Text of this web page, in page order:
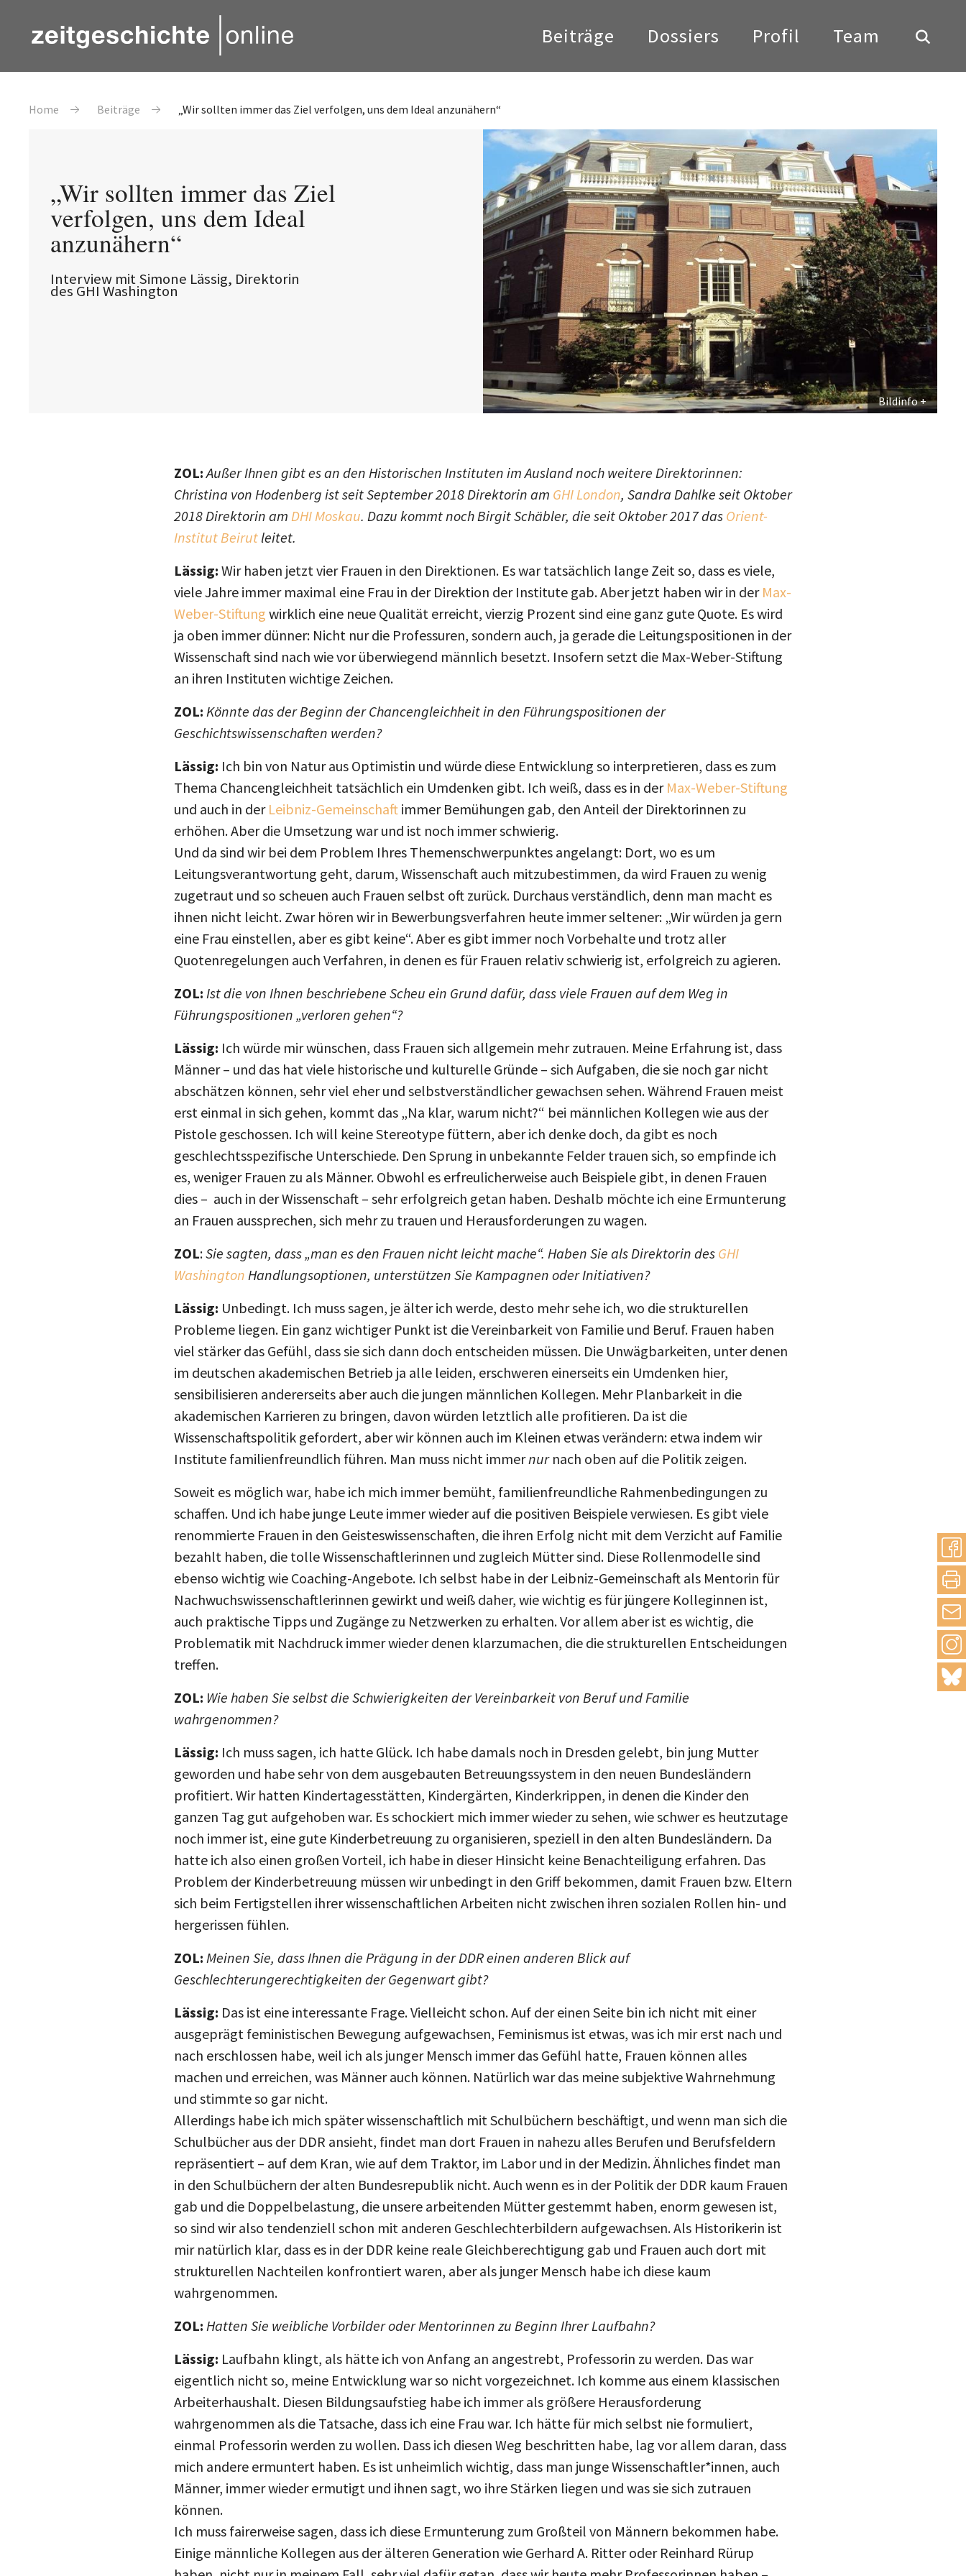
Beiträge Dossiers Profil Team
Pfadnavigation
Home Beiträge „Wir sollten immer das Ziel verfolgen, uns dem Ideal anzunähern“
„Wir sollten immer das Ziel
verfolgen, uns dem Ideal
anzunähern“
Interview mit Simone Lässig, Direktorin
des GHI Washington
Bildinfo
teilen
mail
ZOL: Außer Ihnen gibt es an den Historischen Instituten im Ausland noch weitere Direktorinnen:
Christina von Hodenberg ist seit September 2018 Direktorin am GHI London, Sandra Dahlke seit Oktober
2018 Direktorin am DHI Moskau. Dazu kommt noch Birgit Schäbler, die seit Oktober 2017 das Orient-
Institut Beirut leitet.
Lässig: Wir haben jetzt vier Frauen in den Direktionen. Es war tatsächlich lange Zeit so, dass es viele,
viele Jahre immer maximal eine Frau in der Direktion der Institute gab. Aber jetzt haben wir in der Max-
Weber-Stiftung wirklich eine neue Qualität erreicht, vierzig Prozent sind eine ganz gute Quote. Es wird
ja oben immer dünner: Nicht nur die Professuren, sondern auch, ja gerade die Leitungspositionen in der
Wissenschaft sind nach wie vor überwiegend männlich besetzt. Insofern setzt die Max-Weber-Stiftung
an ihren Instituten wichtige Zeichen.
ZOL: Könnte das der Beginn der Chancengleichheit in den Führungspositionen der
Geschichtswissenschaften werden?
Lässig: Ich bin von Natur aus Optimistin und würde diese Entwicklung so interpretieren, dass es zum
Thema Chancengleichheit tatsächlich ein Umdenken gibt. Ich weiß, dass es in der Max-Weber-Stiftung
und auch in der Leibniz-Gemeinschaft immer Bemühungen gab, den Anteil der Direktorinnen zu
erhöhen. Aber die Umsetzung war und ist noch immer schwierig.
Und da sind wir bei dem Problem Ihres Themenschwerpunktes angelangt: Dort, wo es um
Leitungsverantwortung geht, darum, Wissenschaft auch mitzubestimmen, da wird Frauen zu wenig
zugetraut und so scheuen auch Frauen selbst oft zurück. Durchaus verständlich, denn man macht es
ihnen nicht leicht. Zwar hören wir in Bewerbungsverfahren heute immer seltener: „Wir würden ja gern
eine Frau einstellen, aber es gibt keine“. Aber es gibt immer noch Vorbehalte und trotz aller
Quotenregelungen auch Verfahren, in denen es für Frauen relativ schwierig ist, erfolgreich zu agieren.
ZOL: Ist die von Ihnen beschriebene Scheu ein Grund dafür, dass viele Frauen auf dem Weg in
Führungspositionen „verloren gehen“?
Lässig: Ich würde mir wünschen, dass Frauen sich allgemein mehr zutrauen. Meine Erfahrung ist, dass
Männer – und das hat viele historische und kulturelle Gründe – sich Aufgaben, die sie noch gar nicht
abschätzen können, sehr viel eher und selbstverständlicher gewachsen sehen. Während Frauen meist
erst einmal in sich gehen, kommt das „Na klar, warum nicht?“ bei männlichen Kollegen wie aus der
Pistole geschossen. Ich will keine Stereotype füttern, aber ich denke doch, da gibt es noch
geschlechtsspezifische Unterschiede. Den Sprung in unbekannte Felder trauen sich, so empfinde ich
es, weniger Frauen zu als Männer. Obwohl es erfreulicherweise auch Beispiele gibt, in denen Frauen
dies – auch in der Wissenschaft – sehr erfolgreich getan haben. Deshalb möchte ich eine Ermunterung
an Frauen aussprechen, sich mehr zu trauen und Herausforderungen zu wagen.
ZOL:Sie sagten, dass „man es den Frauen nicht leicht mache“. Haben Sie als Direktorin des GHI
Washington Handlungsoptionen, unterstützen Sie Kampagnen oder Initiativen?
Lässig: Unbedingt. Ich muss sagen, je älter ich werde, desto mehr sehe ich, wo die strukturellen
Probleme liegen. Ein ganz wichtiger Punkt ist die Vereinbarkeit von Familie und Beruf. Frauen haben
viel stärker das Gefühl, dass sie sich dann doch entscheiden müssen. Die Unwägbarkeiten, unter denen
im deutschen akademischen Betrieb ja alle leiden, erschweren einerseits ein Umdenken hier,
sensibilisieren andererseits aber auch die jungen männlichen Kollegen. Mehr Planbarkeit in die
akademischen Karrieren zu bringen, davon würden letztlich alle profitieren. Da ist die
Wissenschaftspolitik gefordert, aber wir können auch im Kleinen etwas verändern: etwa indem wir
Institute familienfreundlich führen. Man muss nicht immernur nach oben auf die Politik zeigen.
Soweit es möglich war, habe ich mich immer bemüht, familienfreundliche Rahmenbedingungen zu
schaffen. Und ich habe junge Leute immer wieder auf die positiven Beispiele verwiesen. Es gibt viele
renommierte Frauen in den Geisteswissenschaften, die ihren Erfolg nicht mit dem Verzicht auf Familie
bezahlt haben, die tolle Wissenschaftlerinnen und zugleich Mütter sind. Diese Rollenmodelle sind
ebenso wichtig wie Coaching-Angebote. Ich selbst habe in der Leibniz-Gemeinschaft als Mentorin für
Nachwuchswissenschaftlerinnen gewirkt und weiß daher, wie wichtig es für jüngere Kolleginnen ist,
auch praktische Tipps und Zugänge zu Netzwerken zu erhalten. Vor allem aber ist es wichtig, die
Problematik mit Nachdruck immer wieder denen klarzumachen, die die strukturellen Entscheidungen
treffen.
ZOL: Wie haben Sie selbst die Schwierigkeiten der Vereinbarkeit von Beruf und Familie
wahrgenommen?
Lässig: Ich muss sagen, ich hatte Glück. Ich habe damals noch in Dresden gelebt, bin jung Mutter
geworden und habe sehr von dem ausgebauten Betreuungssystem in den neuen Bundesländern
profitiert. Wir hatten Kindertagesstätten, Kindergärten, Kinderkrippen, in denen die Kinder den
ganzen Tag gut aufgehoben war. Es schockiert mich immer wieder zu sehen, wie schwer es heutzutage
noch immer ist, eine gute Kinderbetreuung zu organisieren, speziell in den alten Bundesländern. Da
hatte ich also einen großen Vorteil, ich habe in dieser Hinsicht keine Benachteiligung erfahren. Das
Problem der Kinderbetreuung müssen wir unbedingt in den Griff bekommen, damit Frauen bzw. Eltern
sich beim Fertigstellen ihrer wissenschaftlichen Arbeiten nicht zwischen ihren sozialen Rollen hin- und
hergerissen fühlen.
ZOL: Meinen Sie, dass Ihnen die Prägung in der DDR einen anderen Blick auf
Geschlechterungerechtigkeiten der Gegenwart gibt?
Lässig: Das ist eine interessante Frage. Vielleicht schon. Auf der einen Seite bin ich nicht mit einer
ausgeprägt feministischen Bewegung aufgewachsen, Feminismus ist etwas, was ich mir erst nach und
nach erschlossen habe, weil ich als junger Mensch immer das Gefühl hatte, Frauen können alles
machen und erreichen, was Männer auch können. Natürlich war das meine subjektive Wahrnehmung
und stimmte so gar nicht.
Allerdings habe ich mich später wissenschaftlich mit Schulbüchern beschäftigt, und wenn man sich die
Schulbücher aus der DDR ansieht, findet man dort Frauen in nahezu alles Berufen und Berufsfeldern
repräsentiert – auf dem Kran, wie auf dem Traktor, im Labor und in der Medizin. Ähnliches findet man
in den Schulbüchern der alten Bundesrepublik nicht. Auch wenn es in der Politik der DDR kaum Frauen
gab und die Doppelbelastung, die unsere arbeitenden Mütter gestemmt haben, enorm gewesen ist,
so sind wir also tendenziell schon mit anderen Geschlechterbildern aufgewachsen. Als Historikerin ist
mir natürlich klar, dass es in der DDR keine reale Gleichberechtigung gab und Frauen auch dort mit
strukturellen Nachteilen konfrontiert waren, aber als junger Mensch habe ich diese kaum
wahrgenommen.
ZOL: Hatten Sie weibliche Vorbilder oder Mentorinnen zu Beginn Ihrer Laufbahn?
Lässig: Laufbahn klingt, als hätte ich von Anfang an angestrebt, Professorin zu werden. Das war
eigentlich nicht so, meine Entwicklung war so nicht vorgezeichnet. Ich komme aus einem klassischen
Arbeiterhaushalt. Diesen Bildungsaufstieg habe ich immer als größere Herausforderung
wahrgenommen als die Tatsache, dass ich eine Frau war. Ich hätte für mich selbst nie formuliert,
einmal Professorin werden zu wollen. Dass ich diesen Weg beschritten habe, lag vor allem daran, dass
mich andere ermuntert haben. Es ist unheimlich wichtig, dass man junge Wissenschaftler*innen, auch
Männer, immer wieder ermutigt und ihnen sagt, wo ihre Stärken liegen und was sie sich zutrauen
können.
Ich muss fairerweise sagen, dass ich diese Ermunterung zum Großteil von Männern bekommen habe.
Einige männliche Kollegen aus der älteren Generation wie Gerhard A. Ritter oder Reinhard Rürup